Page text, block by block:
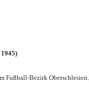
Fußball-Bezirk